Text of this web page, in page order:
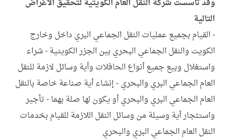
التالية
- القيام بجميع عمليات النقل الجماعي البري داخل وخارج
الكويت والنقل الجماعي البحري بين الجزر الكويتية - شراء
واستغلال وبيع جميع أنواع الحافلات وأية وسائل لازمة للنقل
العام الجماعي البري والبحري - إنشاء أية صناعة خاصة بالنقل
العام الجماعي البري والبحري أو يكون لها صلة بهما - تأجير
واستئجار أية وسيلة من وسائل النقل اللازمة للقيام بخدمات
النقل العام الجماعي البري والبحري